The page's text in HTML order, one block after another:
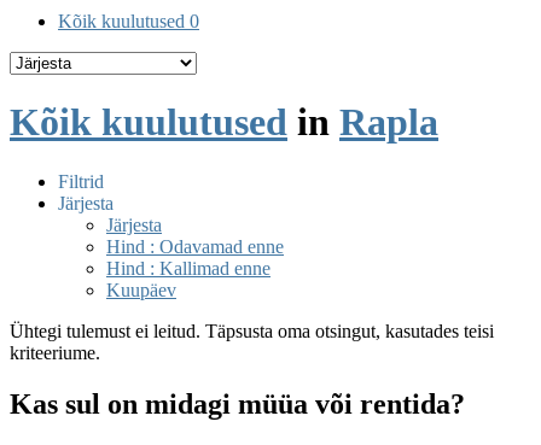
Kõik kuulutused 0
Kõik kuulutused in Rapla
Filtrid
Järjesta
Järjesta
Hind : Odavamad enne
Hind : Kallimad enne
Kuupäev
Ühtegi tulemust ei leitud. Täpsusta oma otsingut, kasutades teisi
kriteeriume.
Kas sul on midagi müüa või rentida?